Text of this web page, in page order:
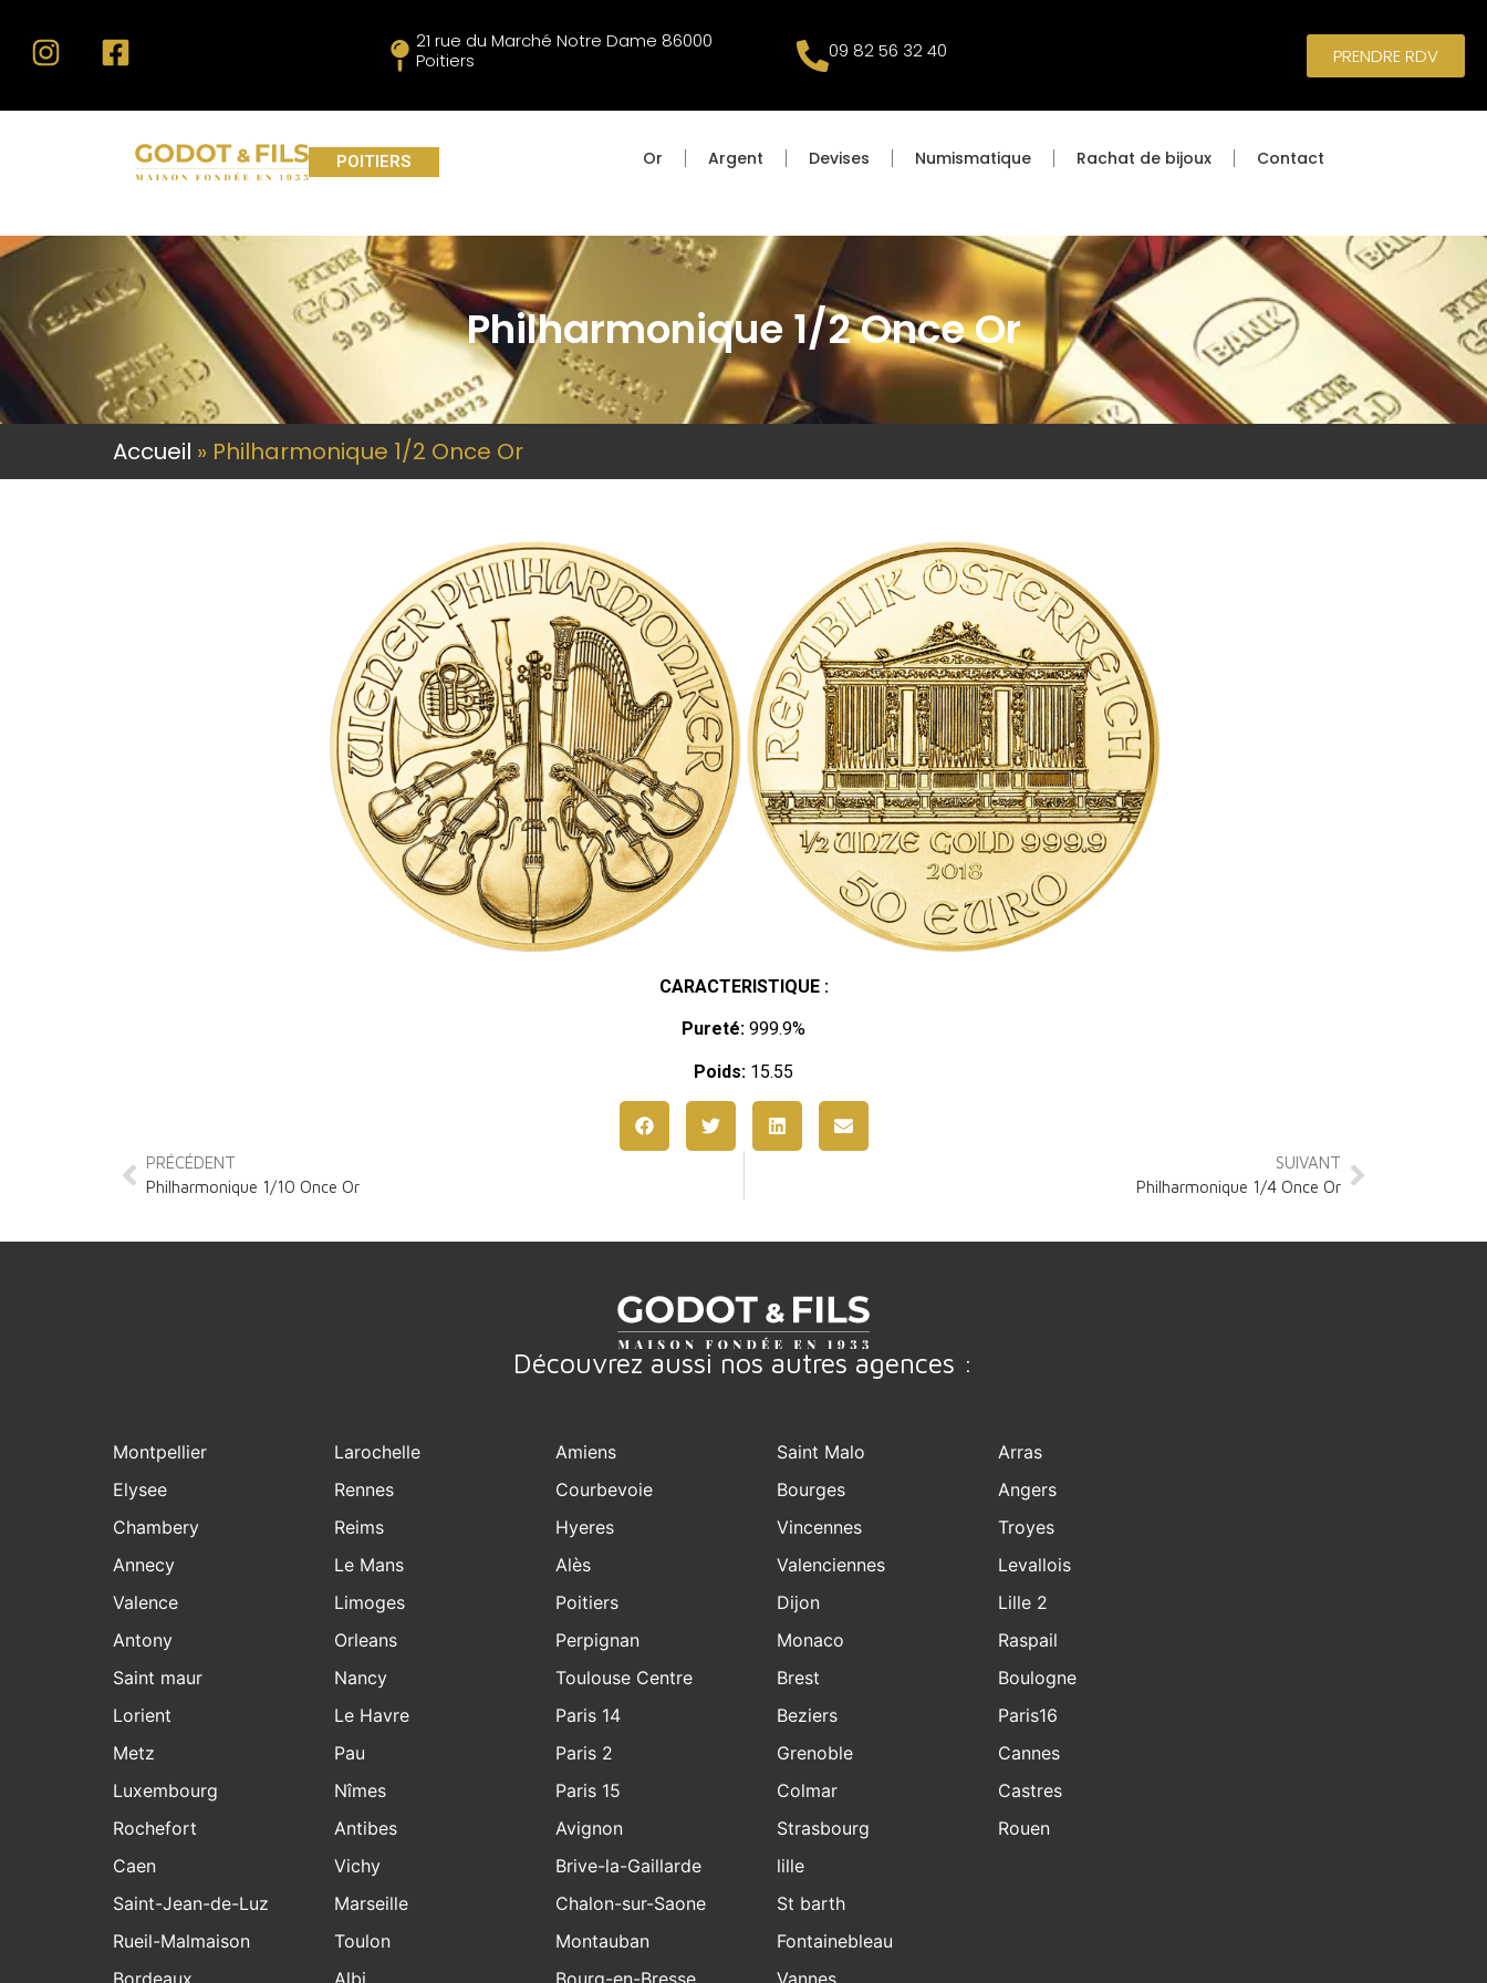
21 rue du Marché Notre Dame 86000
Poitiers
09 82 56 32 40 PRENDRE RDV
POITIERS Or Argent Devises Numismatique Rachat de bijoux Contact
Philharmonique 1/2 Once Or
Accueil » Philharmonique 1/2 Once Or
CARACTERISTIQUE :
Pureté: 999.9%
Poids: 15.55
PRÉCÉDENT
Philharmonique 1/10 Once Or
SUIVANT
Philharmonique 1/4 Once Or
Découvrez aussi nos autres agences :
Montpellier
Elysee
Chambery
Annecy
Valence
Antony
Saint maur
Lorient
Metz
Luxembourg
Rochefort
Larochelle
Rennes
Reims
Le Mans
Limoges
Orleans
Nancy
Le Havre
Pau
Nîmes
Antibes
Amiens
Courbevoie
Hyeres
Alès
Poitiers
Perpignan
Toulouse Centre
Paris 14
Paris 2
Paris 15
Avignon
Saint Malo
Bourges
Vincennes
Valenciennes
Dijon
Monaco
Brest
Beziers
Grenoble
Colmar
Strasbourg
Arras
Angers
Troyes
Levallois
Lille 2
Raspail
Boulogne
Paris16
Cannes
Castres
Rouen
Caen
Saint-Jean-de-Luz
Rueil-Malmaison
Bordeaux
Vichy
Marseille
Toulon
Albi
Brive-la-Gaillarde
Chalon-sur-Saone
Montauban
Bourg-en-Bresse
lille
St barth
Fontainebleau
Vannes